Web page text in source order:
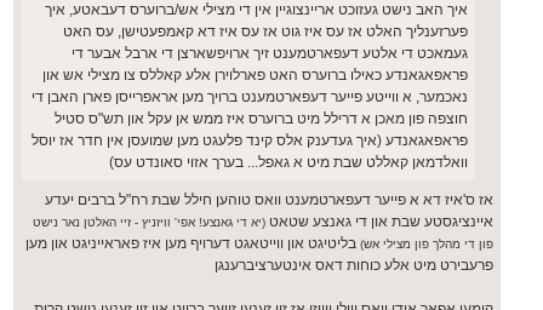
איך האב נישט געזוכט אריינצוגיין אין די מצילי אש/ברוערס דעבאטע, איך
פערזענליך האלט אז עס איז גוט אז עס איז דא קאמפעטישן, עס האט
געמאכט די אלטע דעפארטמענט זיך ארויפשארצן די ארבל אבער די
פראפאגאנדע כאילו ברוערס האט פארלוירן אלע קאללס צו מצילי אש און
נאכמער, א ווייטע פייער דעפארטמענט ברויך מען אראפרייסן פארן האבן די
חוצפה פון מאכן א דרילל מיט ברוערס איז ממש אן עקל און תש"ס סטיל
פראפאגאנדע (איך געדענק אלס קינד פלעגט מען שמועסן אין חדר אז יוסל
וואלדמאן קאללט שבת מיט א גאפל... בערך אזוי סאונדט עס)
אז ס'איז דא א פייער דעפארטמענט וואס טוהען חילל שבת רח"ל ברבים יעדע
איינציגסטע שבת און די גאנצע שטאט (יא די גאנצע! אפי' וויזניץ - זיי האלטן נאר נישט
פון די מהלך פון מצילי אש) בליטיגט און ווייטאגט דערויף מען איז פאראייניגט און מען
פרעבירט מיט אלע כוחות דאס אינטערציברענגן